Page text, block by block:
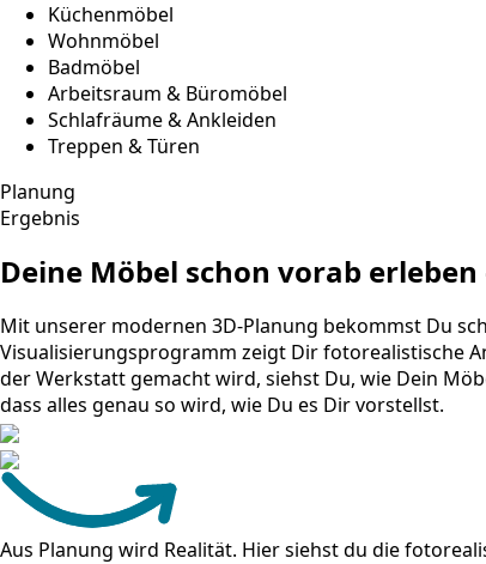
Küchenmöbel
Wohnmöbel
Badmöbel
Arbeitsraum & Büromöbel
Schlafräume & Ankleiden
Treppen & Türen
Planung
Ergebnis
Deine Möbel schon vorab
Mit unserer modernen 3D-Planung bekommst Du
Visualisierungsprogramm zeigt Dir fotorealistische
der Werkstatt gemacht wird, siehst Du, wie Dein
dass alles genau so wird, wie Du es Dir vorstellst.
Aus Planung wird Realität. Hier siehst du die